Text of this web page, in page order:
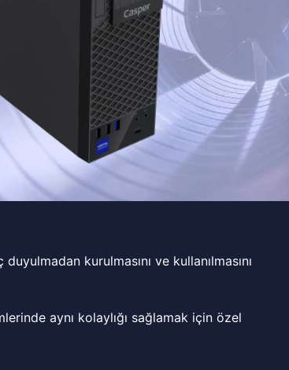
kurulmasını ve kullanılmasını
aynı kolaylığı sağlamak için özel